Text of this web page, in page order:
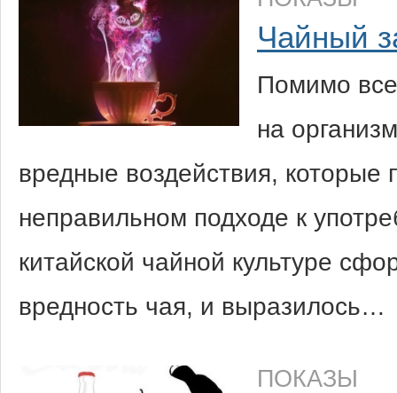
Чайный
Помимо
на
вредные воздействия, которые
неправильном подходе к
китайской чайной культуре
вредность чая, и выразилось…
ПОКАЗЫ